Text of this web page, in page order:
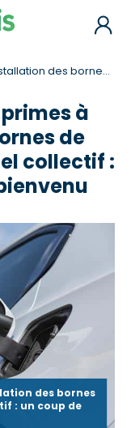
bornes de recharge
à
de
collectif :
des bornes
: un coup de